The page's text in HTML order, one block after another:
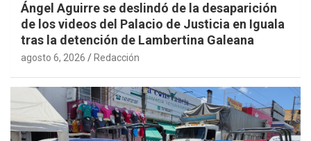
Ángel Aguirre se deslindó de la desaparición
de los videos del Palacio de Justicia en Iguala
tras la detención de Lambertina Galeana
agosto 6, 2026 Redacción